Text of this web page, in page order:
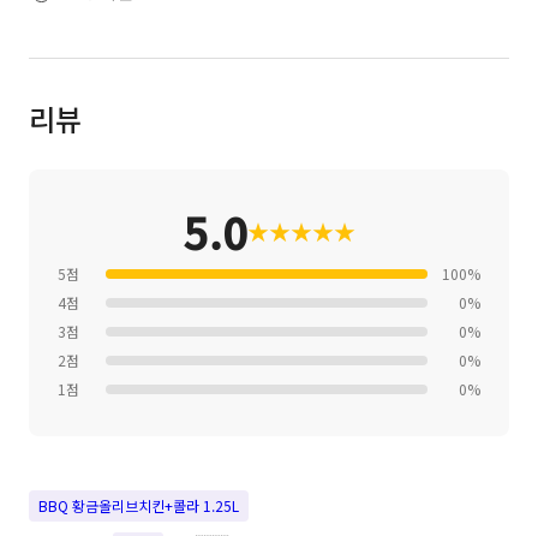
리뷰
5.0★★★★★
5점
100%
4점
0%
3점
0%
2점
0%
1점
0%
BBQ 황금올리브치킨+콜라 1.25L